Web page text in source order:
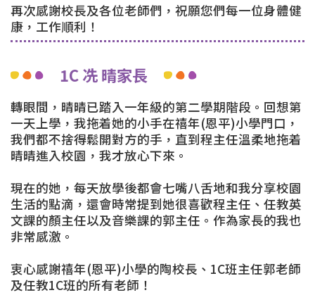
再次感謝校長及各位老師們，祝願您們每一位身體健
康，工作順利！
1C 冼 晴家長
轉眼間，晴晴已踏入一年級的第二學期階段。回想第
一天上學，我拖着她的小手在禧年(恩平)小學門口，
我們都不捨得鬆開對方的手，直到程主任溫柔地拖着
晴晴進入校園，我才放心下來。
現在的她，每天放學後都會七嘴八舌地和我分享校園
生活的點滴，還會時常提到她很喜歡程主任、任教英
文課的顏主任以及音樂課的郭主任。作為家長的我也
非常感激。
衷心感謝禧年(恩平)小學的陶校長、1C班主任郭老師
及任教1C班的所有老師！